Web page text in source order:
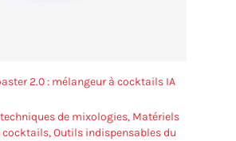
2.0 : mélangeur à cocktails IA
de mixologies, Matériels
cocktails,Outils indispensables du